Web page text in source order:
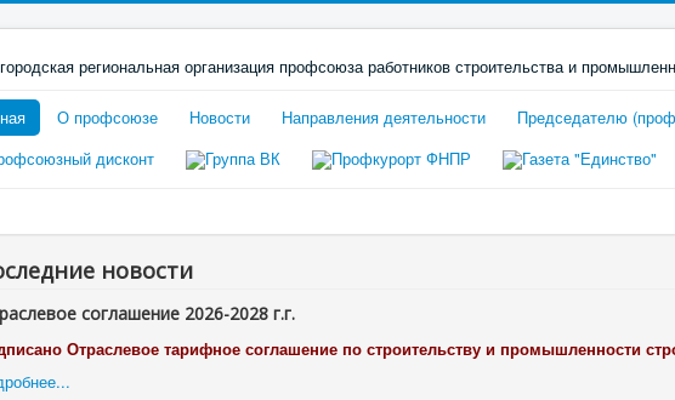
О профсоюзе Новости Направления деятельности Председателю
новости
соглашение 2026-2028 г.г.
Отраслевое тарифное соглашение по строительству и промышленности